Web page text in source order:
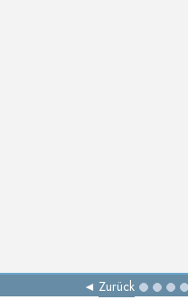
Zurück